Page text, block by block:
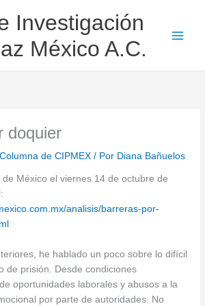
Investigación
México A.C.
doquier
de CIPMEX / Por Diana Bañuelos
de México el viernes 14 de octubre de
analisis/barreras-por-
he hablado un poco sobre lo difícil
de prisión. Desde condiciones
oportunidades laborales y abusos a la
por parte de autoridades. No